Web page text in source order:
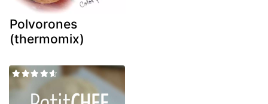
Polvorones
(thermomix)